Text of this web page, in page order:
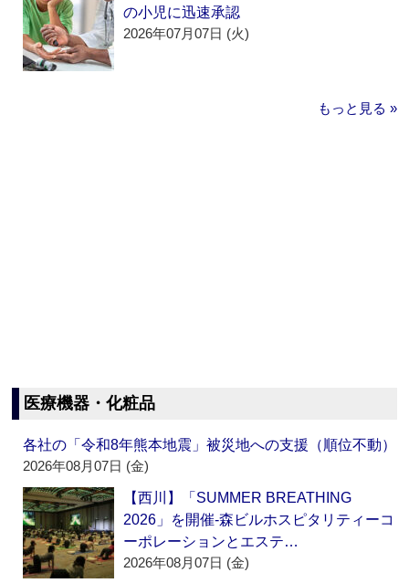
の小児に迅速承認
2026年07月07日 (火)
もっと見る »
医療機器・化粧品
各社の「令和8年熊本地震」被災地への支援（順位不動）
2026年08月07日 (金)
【西川】「SUMMER BREATHING
2026」を開催‐森ビルホスピタリティーコ
ーポレーションとエステ…
2026年08月07日 (金)